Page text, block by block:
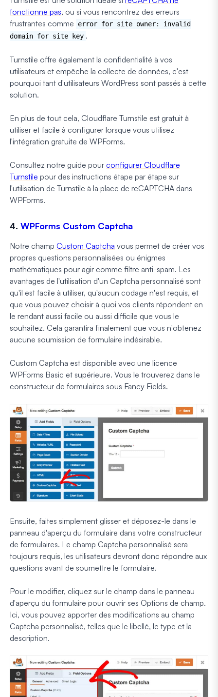
fonctionne pas, ou si vous rencontrez des erreurs
frustrantes comme
error for site owner: invalid
domain for site key .
Turnstile offre également la confidentialité à vos
utilisateurs et empêche la collecte de données, c'est
pourquoi tant d'utilisateurs WordPress sont passés à cette
solution.
En plus de tout cela, Cloudflare Turnstile est gratuit à
utiliser et facile à configurer lorsque vous utilisez
l'intégration gratuite de WPForms.
Consultez notre guide pour configurer Cloudflare
Turnstile pour des instructions étape par étape sur
l'utilisation de Turnstile à la place de reCAPTCHA dans
WPForms.
4. WPForms Custom Captcha
Notre champ Custom Captcha vous permet de créer vos
propres questions personnalisées ou énigmes
mathématiques pour agir comme filtre anti-spam. Les
avantages de l'utilisation d'un Captcha personnalisé sont
qu'il est facile à utiliser, qu'aucun codage n'est requis, et
que vous pouvez choisir à quoi vos clients répondent en
le rendant aussi facile ou aussi difficile que vous le
souhaitez. Cela garantira finalement que vous n'obtenez
aucune soumission de formulaire indésirable.
Custom Captcha est disponible avec une licence
WPForms Basic et supérieure. Vous le trouverez dans le
constructeur de formulaires sous Fancy Fields.
Ensuite, faites simplement glisser et déposez-le dans le
panneau d'aperçu du formulaire dans votre constructeur
de formulaires. Le champ Captcha personnalisé sera
toujours requis, les utilisateurs devront donc répondre aux
questions avant de soumettre le formulaire.
Pour le modifier, cliquez sur le champ dans le panneau
d'aperçu du formulaire pour ouvrir ses Options de champ.
Ici, vous pouvez apporter des modifications au champ
Captcha personnalisé, telles que le libellé, le type et la
description.